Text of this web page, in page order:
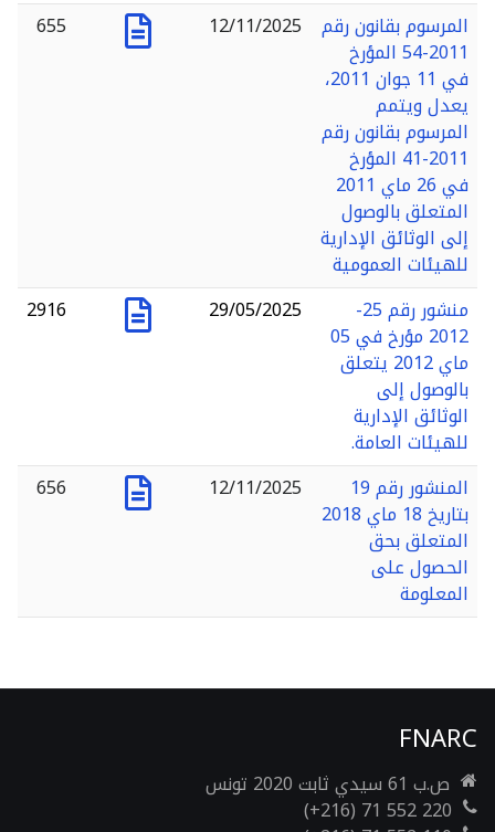
المرسوم بقانون رقم
2011-54 المؤرخ
في 11 جوان 2011،
يعدل ويتمم
المرسوم بقانون رقم
2011-41 المؤرخ
في 26 ماي 2011
المتعلق بالوصول
إلى الوثائق الإدارية
للهيئات العمومية
12/11/2025
655
منشور رقم 25-
2012 مؤرخ في 05
ماي 2012 يتعلق
بالوصول إلى
الوثائق الإدارية
للهيئات العامة.
29/05/2025
2916
المنشور رقم 19
بتاريخ 18 ماي 2018
المتعلق بحق
الحصول على
المعلومة
12/11/2025
656
FNARC
ص.ب 61 سيدي ثابت 2020 تونس
(+216) 71 552 220